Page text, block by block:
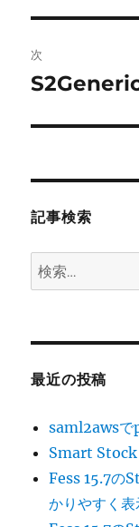
ビ
ゲ
ー
投
稿:
次
次
投
記事検索
検
索:
最近の投稿
saml2awsで
Smart Stock
Fess 15.7の
かりやすく表